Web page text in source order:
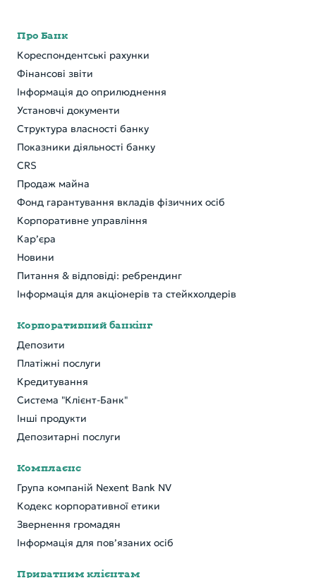
Про Банк
Кореспондентські рахунки
Фінансові звіти
Інформація до оприлюднення
Установчі документи
Структура власності банку
Показники діяльності банку
CRS
Продаж майна
Фонд гарантування вкладів фізичних осіб
Корпоративне управління
Кар’єра
Новини
Питання & відповіді: ребрендинг
Інформація для акціонерів та стейкхолдерів
Корпоративний банкінг
Депозити
Платіжні послуги
Кредитування
Система "Клієнт-Банк"
Інші продукти
Депозитарні послуги
Комплаєнс
Група компаній Nexent Bank NV
Кодекс корпоративної етики
Звернення громадян
Інформація для пов’язаних осіб
Приватним клієнтам